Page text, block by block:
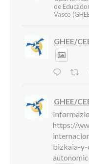
de
Vasco
GHEE/
GHEE/
https://
bizkaia-